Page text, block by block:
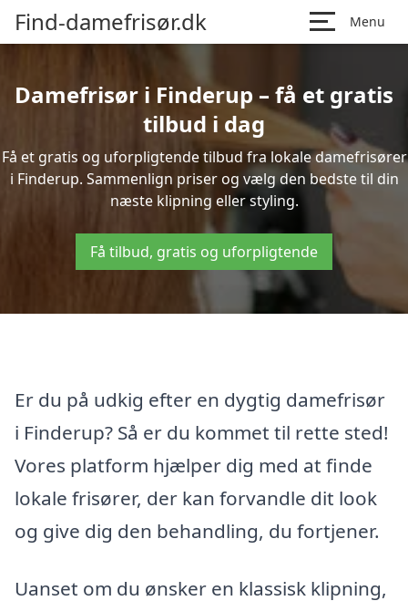
Find-damefrisør.dk Menu
Damefrisør i Finderup – få et gratis
tilbud i dag
Få et gratis og uforpligtende tilbud fra lokale damefrisører
i Finderup. Sammenlign priser og vælg den bedste til din
næste klipning eller styling.
Få tilbud, gratis og uforpligtende
Er du på udkig efter en dygtig damefrisør
i Finderup? Så er du kommet til rette sted!
Vores platform hjælper dig med at finde
lokale frisører, der kan forvandle dit look
og give dig den behandling, du fortjener.
Uanset om du ønsker en klassisk klipning,